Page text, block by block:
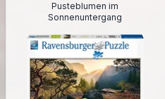
Pusteblumen im
Sonnenuntergang